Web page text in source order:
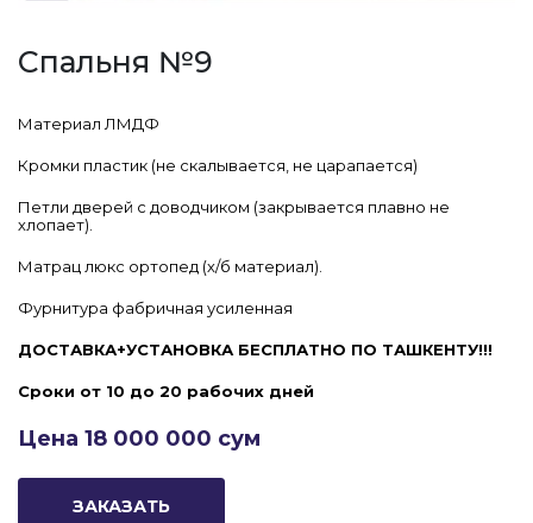
Спальня №9
Материал ЛМДФ
Кромки пластик (не скалывается, не царапается)
Петли дверей с доводчиком (закрывается плавно не
хлопает).
Матрац люкс ортопед (х/б материал).
Фурнитура фабричная усиленная
ДОСТАВКА+УСТАНОВКА БЕСПЛАТНО ПО ТАШКЕНТУ!!!
Сроки от 10 до 20 рабочих дней
Цена 18 000 000 сум
ЗАКАЗАТЬ